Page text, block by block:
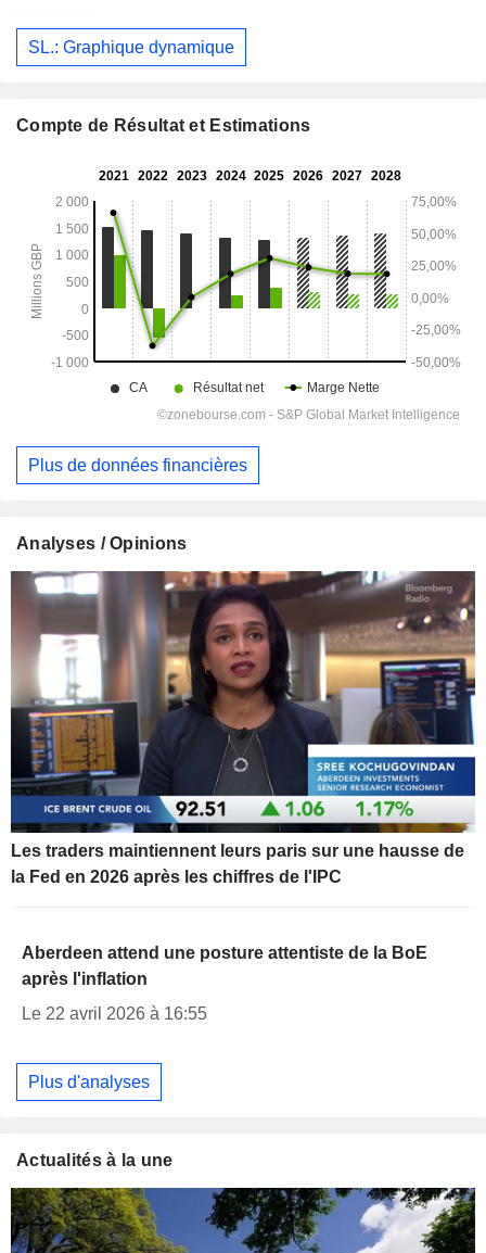
SL.: Graphique dynamique
Compte de Résultat et Estimations
Plus de données financières
Analyses / Opinions
Les traders maintiennent leurs paris sur une hausse de
la Fed en 2026 après les chiffres de l'IPC
Aberdeen attend une posture attentiste de la BoE
après l'inflation
Le 22 avril 2026 à 16:55
Plus d'analyses
Actualités à la une